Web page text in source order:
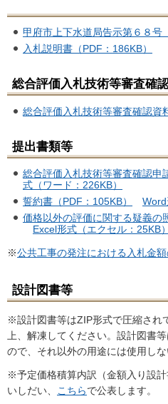
甲府市上下水道局告示第６８号
入札説明書（PDF：186KB）
総合評価入札技術等審査確
総合評価入札技術等審査確認資
提出書類等
総合評価入札技術等審査確認申
式（ワード：226KB）
誓約書（PDF：105KB）
Word
価格以外の評価に関する疑義の
Excel形式（エクセル：25KB）
※公共工事の発注における入札金
設計図書等
※設計図書等はZIP形式で圧縮され
上、解凍してください。設計図書
ので、それ以外の用途には使用しな
※予定価格積算内訳（金額入り設
いしだい、
こちらで公表します。